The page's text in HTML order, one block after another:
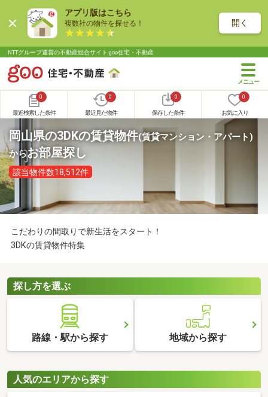
アプリ版はこちら
複数社の物件を探せる！ 開く
NTTグループ運営の不動産総合サイト goo住宅・不動産
0
最近検索した条件
0
最近見た物件
0
保存した条件
0
お気に入り
岡山県の3DKの賃貸物件(賃貸マンション・アパート)
からお部屋探し
該当物件数18,512件
こだわりの間取りで新生活をスタート！
3DKの賃貸物件特集
探し方を選ぶ
路線・駅から探す 地域から探す
人気のエリアから探す